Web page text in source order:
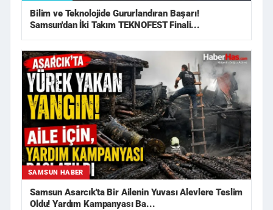
Bilim ve Teknolojide Gururlandıran Başarı!
Samsun'dan İki Takım TEKNOFEST Finali...
SAMSUN HABER
Samsun Asarcık'ta Bir Ailenin Yuvası Alevlere Teslim
Oldu! Yardım Kampanyası Ba...